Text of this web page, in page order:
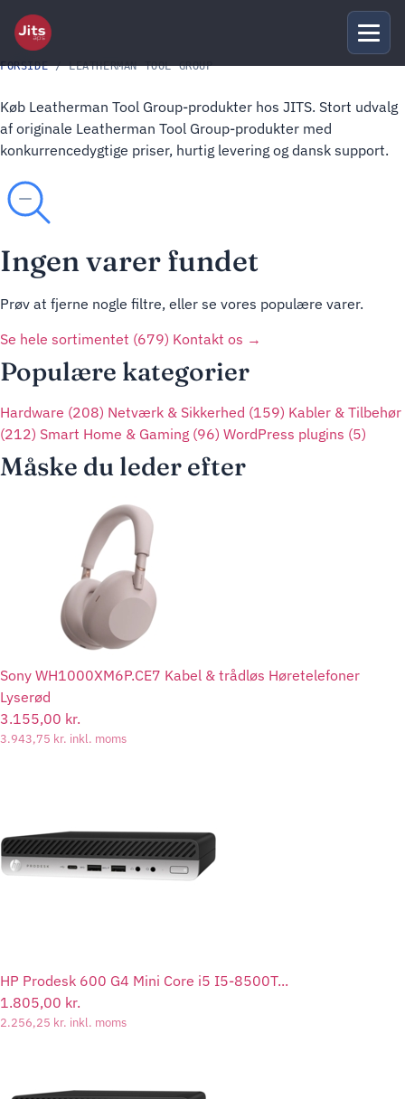
FORSIDE/ LEATHERMAN TOOL GROUP
Køb Leatherman Tool Group-produkter hos JITS. Stort udvalg
af originale Leatherman Tool Group-produkter med
konkurrencedygtige priser, hurtig levering og dansk support.
Ingen varer fundet
Prøv at fjerne nogle filtre, eller se vores populære varer.
Se hele sortimentet (679) Kontakt os →
Populære kategorier
Hardware (208) Netværk & Sikkerhed (159) Kabler & Tilbehør
(212) Smart Home & Gaming (96) WordPress plugins (5)
Måske du leder efter
Sony WH1000XM6P.CE7 Kabel & trådløs Høretelefoner
Lyserød
3.155,00 kr.
3.943,75 kr. inkl. moms
HP Prodesk 600 G4 Mini Core i5 I5-8500T...
1.805,00 kr.
2.256,25 kr. inkl. moms